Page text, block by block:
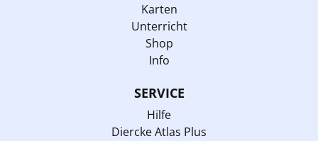
Karten
Unterricht
Shop
Info
SERVICE
Hilfe
Diercke Atlas Plus